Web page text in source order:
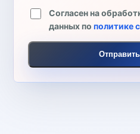
Согласен на
данных пополитике